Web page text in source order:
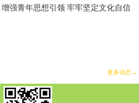
增强青年思想引领 牢牢坚定文化自信
更多动态→